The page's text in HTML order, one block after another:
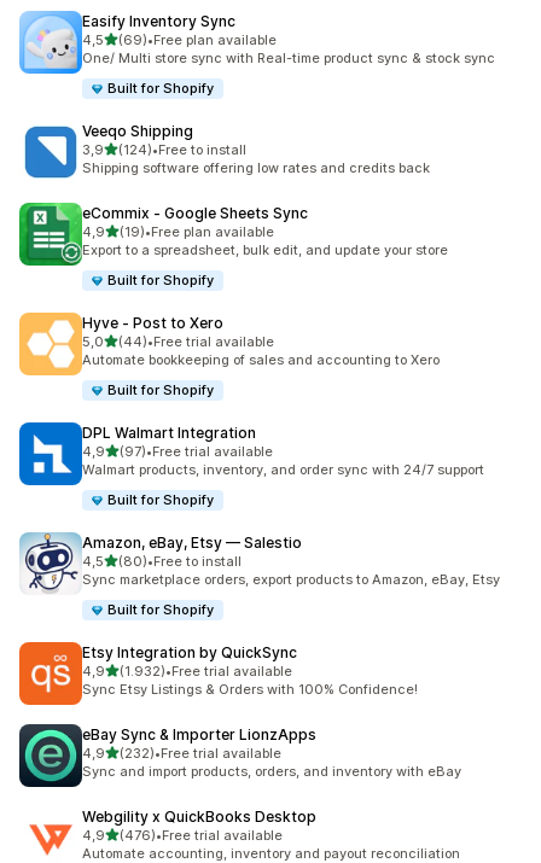
Easify Inventory Sync
4,55 yıldız üzerinden
(69)
toplam 69 değerlendirme
•Free plan available
One/ Multi store sync with Real-time product sync & stock sync
Built for Shopify
Veeqo Shipping
3,95 yıldız üzerinden
(124)
toplam 124 değerlendirme
•Free to install
Shipping software offering low rates and credits back
eCommix ‑ Google Sheets Sync
4,95 yıldız üzerinden
(19)
toplam 19 değerlendirme
•Free plan available
Export to a spreadsheet, bulk edit, and update your store
Built for Shopify
Hyve ‑ Post to Xero
5,05 yıldız üzerinden
(44)
toplam 44 değerlendirme
•Free trial available
Automate bookkeeping of sales and accounting to Xero
Built for Shopify
DPL Walmart Integration
4,95 yıldız üzerinden
(97)
toplam 97 değerlendirme
•Free trial available
Walmart products, inventory, and order sync with 24/7 support
Built for Shopify
Amazon, eBay, Etsy — Salestio
4,55 yıldız üzerinden
(80)
toplam 80 değerlendirme
•Free to install
Sync marketplace orders, export products to Amazon, eBay, Etsy
Built for Shopify
Etsy Integration by QuickSync
4,95 yıldız üzerinden
(1.932)
toplam 1932 değerlendirme
•Free trial available
Sync Etsy Listings & Orders with 100% Confidence!
eBay Sync & Importer LionzApps
4,95 yıldız üzerinden
(232)
toplam 232 değerlendirme
•Free trial available
Sync and import products, orders, and inventory with eBay
Webgility x QuickBooks Desktop
4,95 yıldız üzerinden
(476)
toplam 476 değerlendirme
•Free trial available
Automate accounting, inventory and payout reconciliation